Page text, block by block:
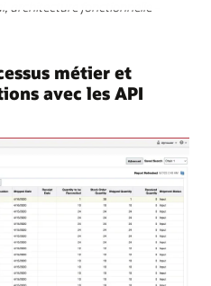
architecture fonctionnelle -
métier et
avec les API